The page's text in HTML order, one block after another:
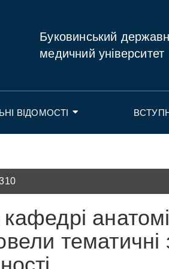
Буковинський
медичний університет
ВІДОМОСТІ